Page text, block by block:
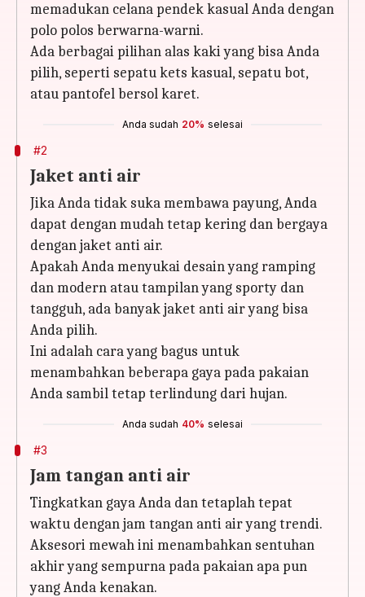
memadukan celana pendek kasual Anda dengan
polo polos berwarna-warni.
Ada berbagai pilihan alas kaki yang bisa Anda
pilih, seperti sepatu kets kasual, sepatu bot,
atau pantofel bersol karet.
Anda sudah 20% selesai
#2
Jaket anti air
Jika Anda tidak suka membawa payung, Anda
dapat dengan mudah tetap kering dan bergaya
dengan jaket anti air.
Apakah Anda menyukai desain yang ramping
dan modern atau tampilan yang sporty dan
tangguh, ada banyak jaket anti air yang bisa
Anda pilih.
Ini adalah cara yang bagus untuk
menambahkan beberapa gaya pada pakaian
Anda sambil tetap terlindung dari hujan.
Anda sudah 40% selesai
#3
Jam tangan anti air
Tingkatkan gaya Anda dan tetaplah tepat
waktu dengan jam tangan anti air yang trendi.
Aksesori mewah ini menambahkan sentuhan
akhir yang sempurna pada pakaian apa pun
yang Anda kenakan.